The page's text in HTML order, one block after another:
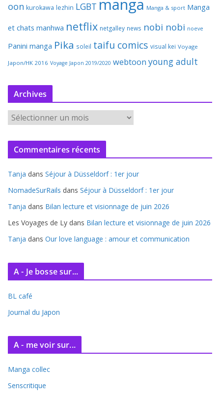
oon kurokawa lezhin LGBT manga Manga & sport Manga
et chats manhwa netflix netgalley news nobi nobi noeve
Panini manga Pika soleil taifu comics visual kei Voyage
Japon/HK 2016 Voyage Japon 2019/2020 webtoon young adult
Archives
c
v
e
s
Commentaires récents
Tanja dans Séjour à Düsseldorf : 1er jour
NomadeSurRails dans Séjour à Düsseldorf : 1er jour
Tanja dans Bilan lecture et visionnage de juin 2026
Les Voyages de Ly dans Bilan lecture et visionnage de juin 2026
Tanja dans Our love language : amour et communication
A - Je bosse sur...
BL café
Journal du Japon
A - me voir sur...
Manga collec
Senscritique